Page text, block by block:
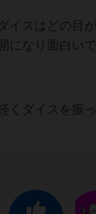
ダイスはどの目
開になり面白いで
軽くダイスを振